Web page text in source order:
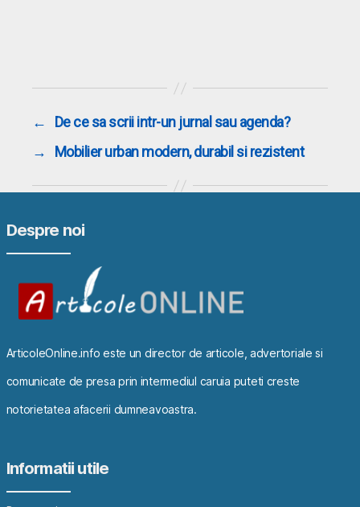
←
De ce sa scrii intr-un jurnal sau agenda?
→
Mobilier urban modern, durabil si rezistent
Despre noi
ArticoleOnline.info este un director de articole, advertoriale si
comunicate de presa prin intermediul caruia puteti creste
notorietatea afacerii dumneavoastra.
Informatii utile